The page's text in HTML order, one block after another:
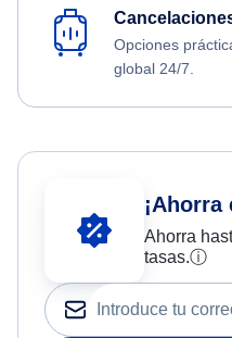
Opciones
global 24/7.
Ahorra
tasas.ⓘ